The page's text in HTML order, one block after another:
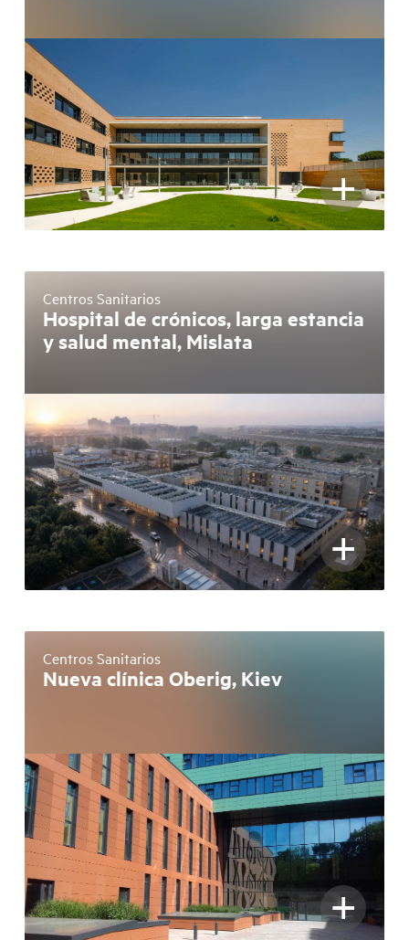
+
Centros Sanitarios
Hospital de crónicos, larga estancia
y salud mental, Mislata
+
Centros Sanitarios
Nueva clínica Oberig, Kiev
+